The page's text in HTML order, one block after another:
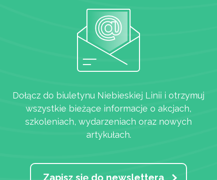
Dołącz do biuletynu Niebieskiej Linii i otrzymuj
wszystkie bieżące informacje o akcjach,
szkoleniach, wydarzeniach oraz nowych
artykułach.
Zapisz się do newslettera